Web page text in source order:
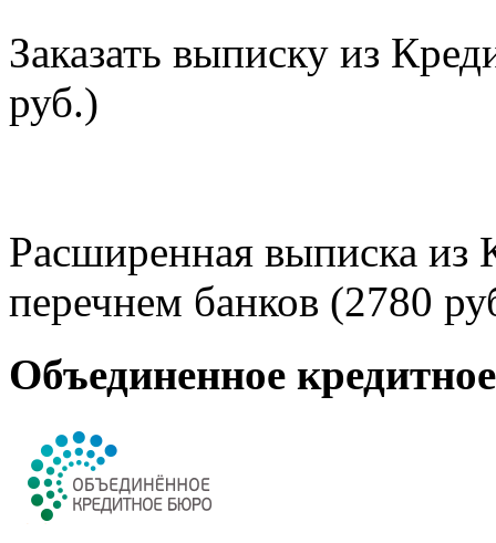
Заказать выписку из
руб.)
Расширенная выписка из
перечнем банков (2780
Объединенное